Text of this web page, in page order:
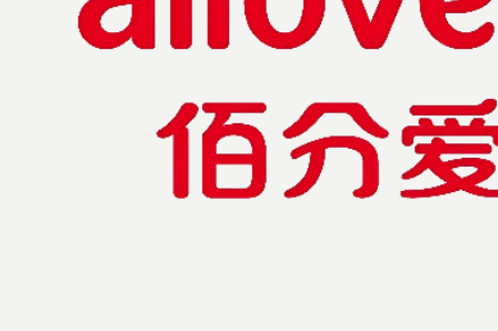
СПРАВКА
Посетителям